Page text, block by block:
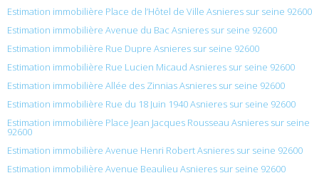
Estimation immobilière Place de l’Hôtel de Ville Asnieres sur seine 92600
Estimation immobilière Avenue du Bac Asnieres sur seine 92600
Estimation immobilière Rue Dupre Asnieres sur seine 92600
Estimation immobilière Rue Lucien Micaud Asnieres sur seine 92600
Estimation immobilière Allée des Zinnias Asnieres sur seine 92600
Estimation immobilière Rue du 18 Juin 1940 Asnieres sur seine 92600
Estimation immobilière Place Jean Jacques Rousseau Asnieres sur seine
92600
Estimation immobilière Avenue Henri Robert Asnieres sur seine 92600
Estimation immobilière Avenue Beaulieu Asnieres sur seine 92600